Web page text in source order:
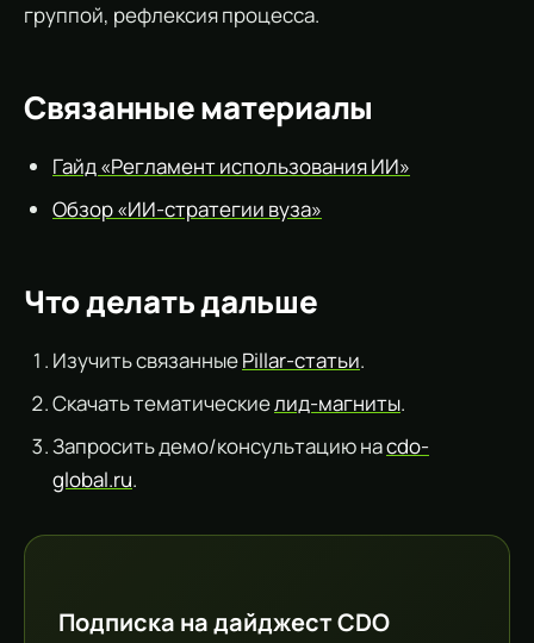
группой, рефлексия процесса.
Связанные материалы
Гайд «Регламент использования ИИ»
Обзор «ИИ-стратегии вуза»
Что делать дальше
Изучить связанныеPillar-статьи.
Скачать тематическиелид-магниты.
Запросить демо/консультацию наcdo-
global.ru.
Подписка на дайджест CDO